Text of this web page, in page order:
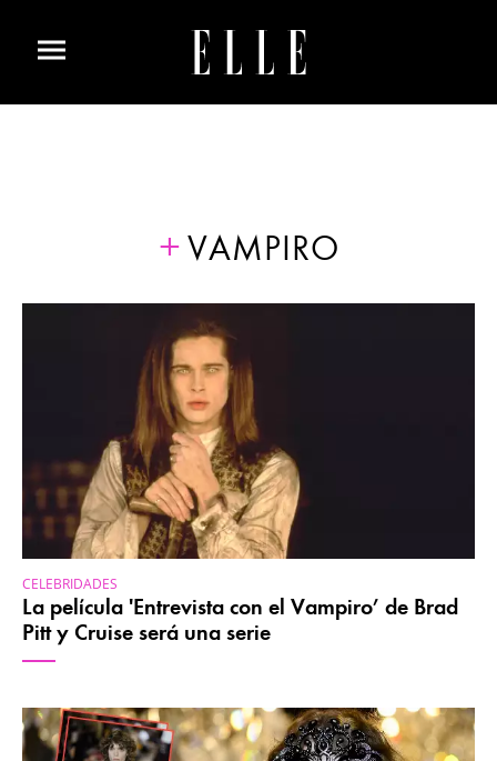
VAMPIRO
CELEBRIDADES
La película 'Entrevista con el Vampiro’ de Brad
Pitt y Cruise será una serie